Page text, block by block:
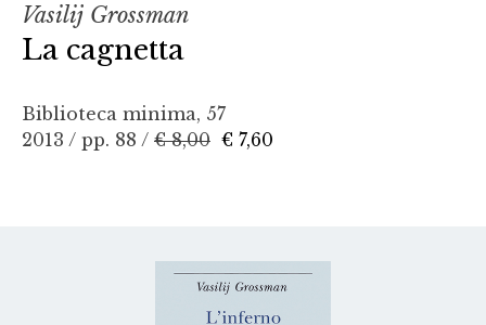
Vasilij Grossman
La cagnetta
Biblioteca minima, 57
2013 / pp. 88 / € 8,00 € 7,60